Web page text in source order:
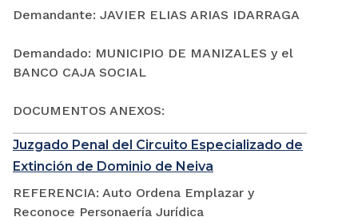
Demandante: JAVIER ELIAS ARIAS IDARRAGA
Demandado: MUNICIPIO DE MANIZALES y el
BANCO CAJA SOCIAL
DOCUMENTOS ANEXOS:
Juzgado Penal del Circuito Especializado de
Extinción de Dominio de Neiva
REFERENCIA: Auto Ordena Emplazar y
Reconoce Personaería Jurídica